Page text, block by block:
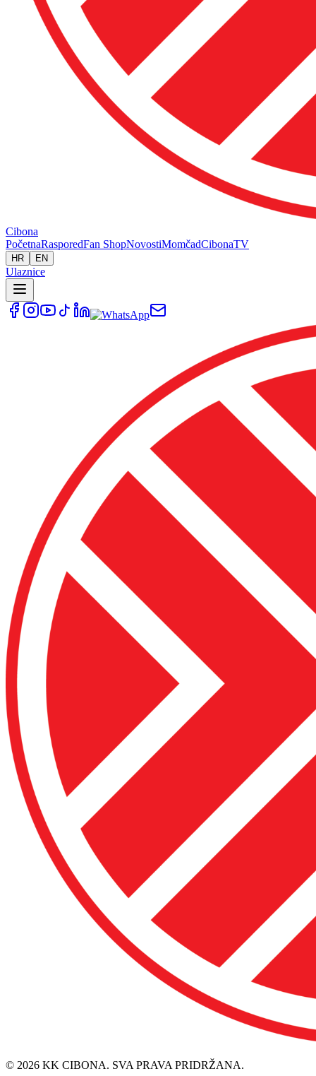
Cibona
PočetnaRasporedFan ShopNovostiMomčadCibonaTV
HR EN
Ulaznice
© 2026 KK CIBONA. SVA PRAVA PRIDRŽANA.